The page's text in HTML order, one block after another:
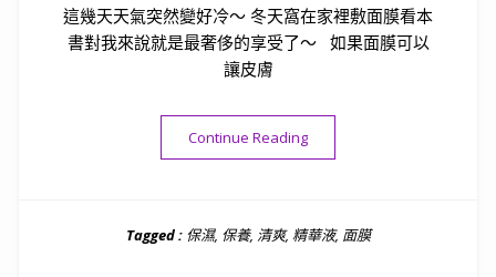
這幾天天氣突然變好冷～ 冬天窩在家裡敷面膜看本
書對我來說就是最奢侈的享受了～ 如果面膜可以
讓皮膚
Continue Reading“[保養]保濕、舒緩、Q彈-
Tagged : 保濕, 保養, 清爽, 精華液, 面膜